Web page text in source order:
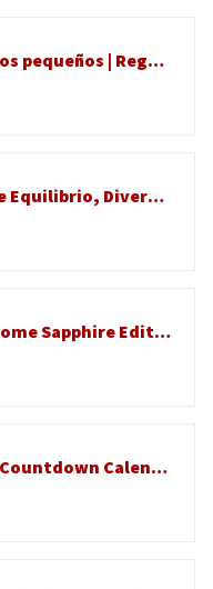
Rakhi para hermanos pequeños | Regalo de diseñador Rakshabandhan para hermano pequeño | Pulsera Raksha Bandhan de hermana | Juego Rakhdi para celebración de hermana Bhai | Dibujos animados | Raki de
Qudinip Juguete de Equilibrio, Diversión Educativa, Física, Decoración de Escritorio, Regalo para Niños, Acero Inoxidable, 170-225g (011 Metal Ironman Modelo Doble)
Marvel Studios Chrome Sapphire Edition Hobby Box - Refractores cromados, autos, estrellas MCU
Funko Pocket Pop! Countdown Calendar: Marvel - Calendario de Adviento - 24 días de sorpresas - Coleccionable Vinyl Mini Figures - Caja misteriosa - Idea de Regalo - Cuenta atrás de Navidad